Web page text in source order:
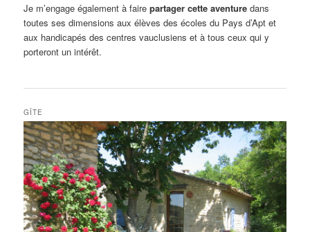
Je m’engage également à fairepartager cette aventure dans
toutes ses dimensions aux élèves des écoles du Pays d’Apt et
aux handicapés des centres vauclusiens et à tous ceux qui y
porteront un intérêt.
GÎTE